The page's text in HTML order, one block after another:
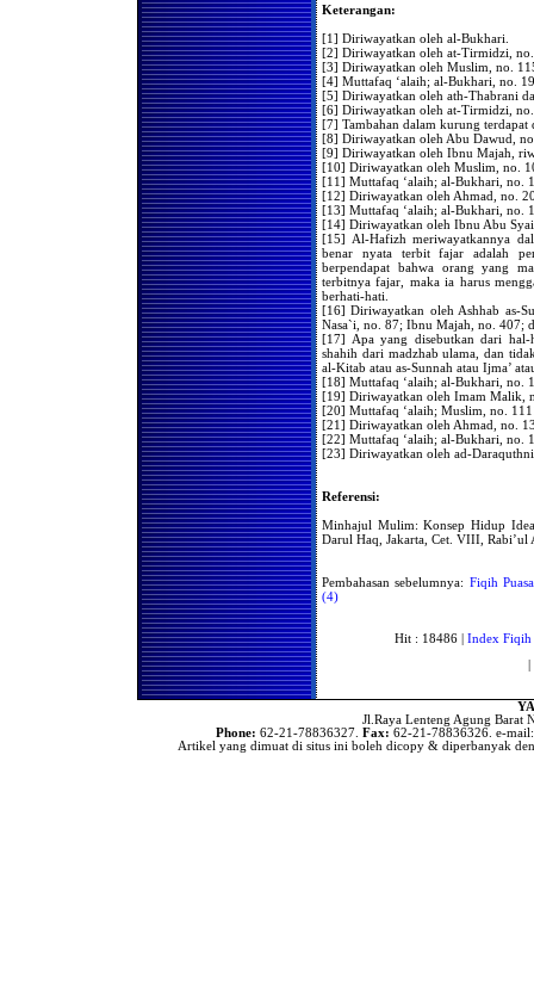
Mana Yang Harus
Didahulukan Mendengarkan
Ta'lim Atau Tahiyatul
Masjid?
Hukum Menahan Buang
Angin Ketika Melaksanakan
Shalat
Sahkah Shalat Seseorang
Yang Terbuka Sebagian
Kecil Dari Auratnya?
Beberapa Masalah Mengenai
Sujud Syukur
Hukum Mengakhirkan
Shalat Shubuh Hingga Terbit
Matahari
Beberapa Masalah Tentang
Shalat Jum'at Bagi Musafir
Aurat Terbuka Ketika Shalat
Wajibkah Mengqadha Puasa
yang Tertinggal?
Do'a Qunut
Sunnah Sebelum
Melaksanakan Shalat 'Ied
Membaca al-Qur'an di
Rumah Selepas Shalat Subuh
Sampai Terbit Matahari
Shalat Dua Rekaat Antara
Adzan dan Iqamah
Shalatnya Piket
Penjaga/Satpam
Gerakan dalam Shalat
Hukum Gerakan Sia-Sia di
Dalam Shalat
Kacaunya Pikiran Ketika
Shalat
Hukum Menangguhkan
Shalat Hingga Malam Hari
Waktunya
Keterangan:
[1] Diriwayatkan oleh al-Bukhari.
[2] Diriwayatkan oleh at-Tirmidzi,
[3] Diriwayatkan oleh Muslim, no.
[4] Muttafaq ‘alaih; al-Bukhari, no.
[5] Diriwayatkan oleh ath-Thabrani
[6] Diriwayatkan oleh at-Tirmidzi,
[7] Tambahan dalam kurung
[8] Diriwayatkan oleh Abu Dawud,
[9] Diriwayatkan oleh Ibnu Majah,
[10] Diriwayatkan oleh Muslim, no.
[11] Muttafaq ‘alaih; al-Bukhari, no.
[12] Diriwayatkan oleh Ahmad, no.
[13] Muttafaq ‘alaih; al-Bukhari, no.
[14] Diriwayatkan oleh Ibnu Abu
[15] Al-Hafizh meriwayatkannya
benar nyata terbit fajar adalah
berpendapat bahwa orang yang
terbitnya fajar, maka ia harus
berhati-hati.
[16] Diriwayatkan oleh Ashhab as-
Nasa`i, no. 87; Ibnu Majah, no. 407;
[17] Apa yang disebutkan dari hal-
shahih dari madzhab ulama, dan
al-Kitab atau as-Sunnah atau Ijma’
[18] Muttafaq ‘alaih; al-Bukhari, no.
[19] Diriwayatkan oleh Imam Malik,
[20] Muttafaq ‘alaih; Muslim, no.
[21] Diriwayatkan oleh Ahmad, no.
[22] Muttafaq ‘alaih; al-Bukhari, no.
[23] Diriwayatkan oleh ad-
Referensi:
Minhajul Mulim: Konsep Hidup
Darul Haq, Jakarta, Cet. VIII, Rabi’ul
Pembahasan sebelumnya: Fiqih
(4)
Hit : 18486 | Index Fiqih
Jl.Raya Lenteng Agung Barat
Phone: 62-21-78836327. Fax: 62-21-78836326. e-
Artikel yang dimuat di situs ini boleh dicopy & diperbanyak